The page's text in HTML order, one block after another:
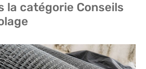
la catégorie Conseils